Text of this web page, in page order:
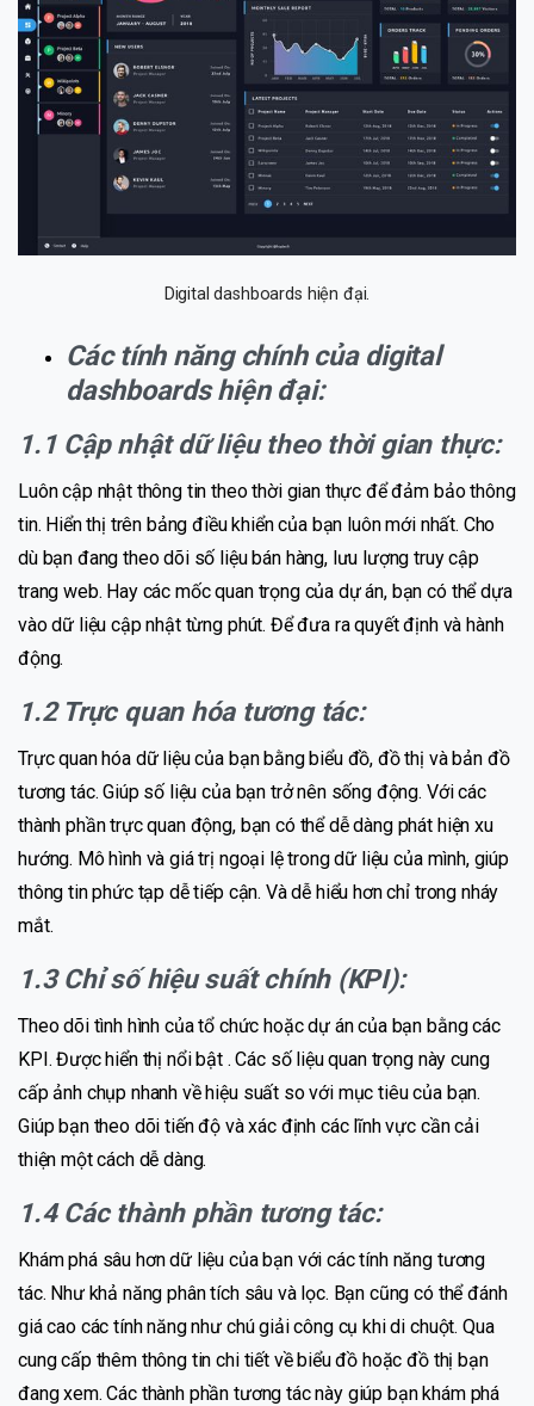
Digital dashboards hiện đại.
Các tính năng chính của digital
dashboards hiện đại:
1.1 Cập nhật dữ liệu theo thời gian thực:
Luôn cập nhật thông tin theo thời gian thực để đảm bảo thông
tin. Hiển thị trên bảng điều khiển của bạn luôn mới nhất. Cho
dù bạn đang theo dõi số liệu bán hàng, lưu lượng truy cập
trang web. Hay các mốc quan trọng của dự án, bạn có thể dựa
vào dữ liệu cập nhật từng phút. Để đưa ra quyết định và hành
động.
1.2 Trực quan hóa tương tác:
Trực quan hóa dữ liệu của bạn bằng biểu đồ, đồ thị và bản đồ
tương tác. Giúp số liệu của bạn trở nên sống động. Với các
thành phần trực quan động, bạn có thể dễ dàng phát hiện xu
hướng. Mô hình và giá trị ngoại lệ trong dữ liệu của mình, giúp
thông tin phức tạp dễ tiếp cận. Và dễ hiểu hơn chỉ trong nháy
mắt.
1.3 Chỉ số hiệu suất chính (KPI):
Theo dõi tình hình của tổ chức hoặc dự án của bạn bằng các
KPI. Được hiển thị nổi bật . Các số liệu quan trọng này cung
cấp ảnh chụp nhanh về hiệu suất so với mục tiêu của bạn.
Giúp bạn theo dõi tiến độ và xác định các lĩnh vực cần cải
thiện một cách dễ dàng.
1.4 Các thành phần tương tác:
Khám phá sâu hơn dữ liệu của bạn với các tính năng tương
tác. Như khả năng phân tích sâu và lọc. Bạn cũng có thể đánh
giá cao các tính năng như chú giải công cụ khi di chuột. Qua
cung cấp thêm thông tin chi tiết về biểu đồ hoặc đồ thị bạn
đang xem. Các thành phần tương tác này giúp bạn khám phá